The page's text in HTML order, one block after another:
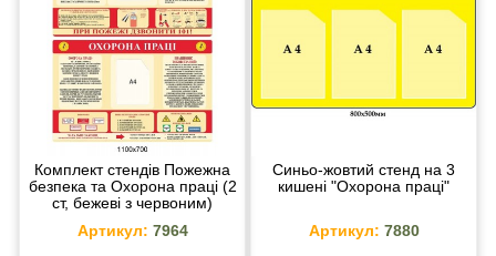
Комплект стендів Пожежна
безпека та Охорона праці (2
ст, бежеві з червоним)
Артикул: 7964
Синьо-жовтий стенд на 3
кишені "Охорона праці"
Артикул: 7880